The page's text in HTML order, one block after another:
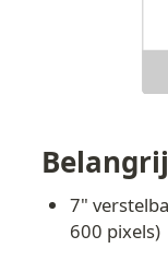
7"
600 pixels)